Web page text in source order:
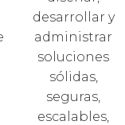
desarrollar y
administrar
soluciones
sólidas,
seguras,
escalables,